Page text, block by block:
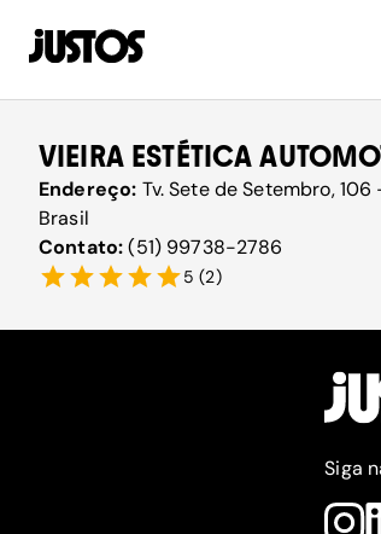
VIEIRA ESTÉTICA
Endereço: Tv. Sete de Setembro,
Brasil
Contato:(51) 99738-2786
5 (2)
Siga